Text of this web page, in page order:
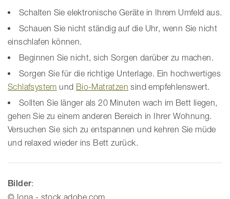
Schalten Sie elektronische Geräte in Ihrem Umfeld aus.
Schauen Sie nicht ständig auf die Uhr, wenn Sie nicht
einschlafen können.
Beginnen Sie nicht, sich Sorgen darüber zu machen.
Sorgen Sie für die richtige Unterlage. Ein hochwertiges
Schlafsystem und Bio-Matratzen sind empfehlenswert.
Sollten Sie länger als 20 Minuten wach im Bett liegen,
gehen Sie zu einem anderen Bereich in Ihrer Wohnung.
Versuchen Sie sich zu entspannen und kehren Sie müde
und relaxed wieder ins Bett zurück.
Bilder:
© Iona - stock.adobe.com